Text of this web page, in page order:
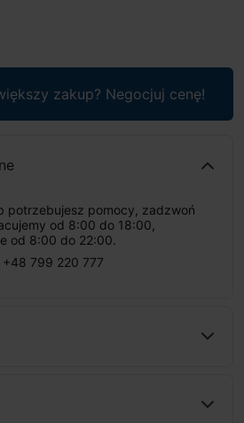
zakup? Negocjuj cenę!
potrzebujesz pomocy, zadzwoń
od 8:00 do 18:00,
od 8:00 do 22:00.
+48 799 220 777